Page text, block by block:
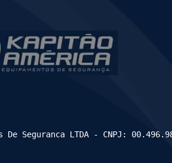
De Seguranca LTDA - CNPJ: